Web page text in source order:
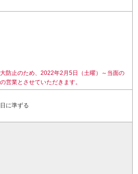
防止のため、2022年2月5日（土曜）～当面の
営業とさせていただきます。
に準ずる